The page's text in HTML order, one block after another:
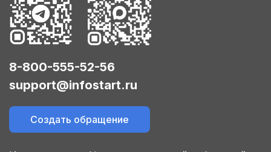
8-800-555-52-56
support@infostart.ru
Создать обращение